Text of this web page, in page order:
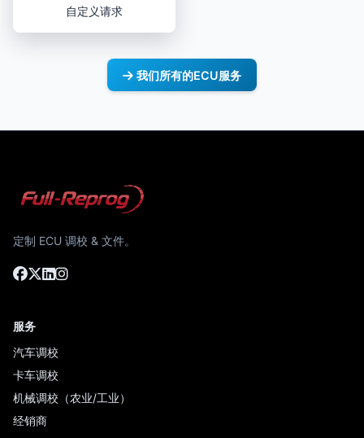
自定义请求
我们所有的ECU服务
定制 ECU 调校 & 文件。
服务
汽车调校
卡车调校
机械调校（农业/工业）
经销商